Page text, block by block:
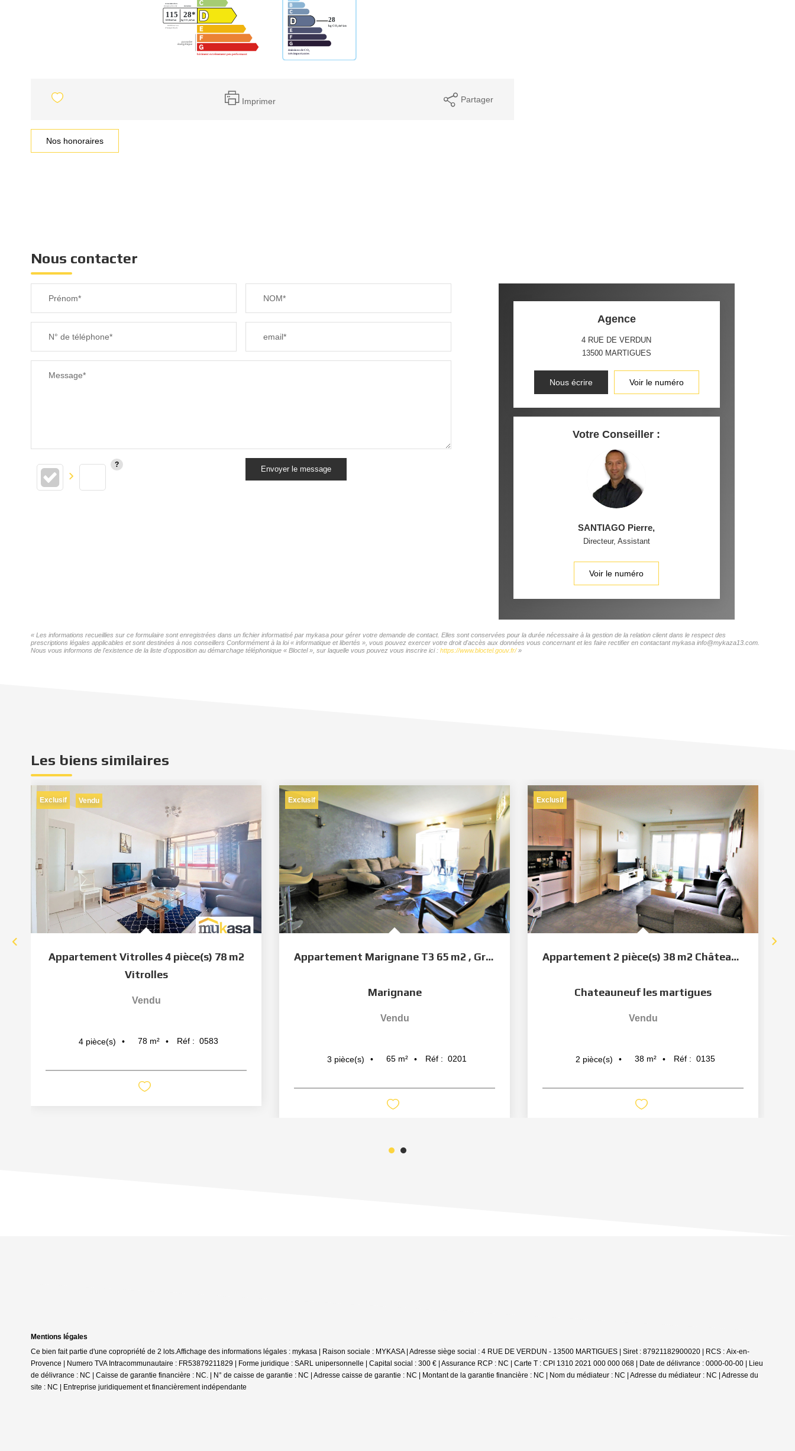
Imprimer Partager
Nos honoraires
Nous contacter
Prénom* NOM*
N° de téléphone* email*
Message*
Envoyer le message
Agence
4 RUE DE VERDUN
13500 MARTIGUES
Nous écrire Voir le numéro
Votre Conseiller :
SANTIAGO Pierre,
Directeur, Assistant
Voir le numéro
« Les informations recueillies sur ce formulaire sont enregistrées dans un fichier informatisé par mykasa pour gérer votre demande de contact. Elles sont conservées pour la durée nécessaire à la gestion de la relation client dans le respect des
prescriptions légales applicables et sont destinées à nos conseillers Conformément à la loi « informatique et libertés », vous pouvez exercer votre droit d'accès aux données vous concernant et les faire rectifier en contactant mykasa info@mykaza13.com.
Nous vous informons de l'existence de la liste d'opposition au démarchage téléphonique « Bloctel », sur laquelle vous pouvez vous inscrire ici : https://www.bloctel.gouv.fr/»
Les biens similaires
Exclusif Vendu
Appartement Vitrolles 4 pièce(s) 78 m2
Vitrolles
Vendu
4 pièce(s) 78 m² Réf : 0583
Exclusif
Appartement Marignane T3 65 m2 , Grande Terrasse et 2...
Marignane
Vendu
3 pièce(s) 65 m² Réf : 0201
Exclusif
Appartement 2 pièce(s) 38 m2 Châteauneuf les Martigues
Chateauneuf les martigues
Vendu
2 pièce(s) 38 m² Réf : 0135
Mentions légales
Ce bien fait partie d'une copropriété de 2 lots.Affichage des informations légales : mykasa | Raison sociale : MYKASA | Adresse siège social : 4 RUE DE VERDUN - 13500 MARTIGUES | Siret : 87921182900020 | RCS : Aix-en-
Provence | Numero TVA Intracommunautaire : FR53879211829 | Forme juridique : SARL unipersonnelle | Capital social : 300 € | Assurance RCP : NC | Carte T : CPI 1310 2021 000 000 068 | Date de délivrance : 0000-00-00 | Lieu
de délivrance : NC | Caisse de garantie financière : NC. | N° de caisse de garantie : NC | Adresse caisse de garantie : NC | Montant de la garantie financière : NC | Nom du médiateur : NC | Adresse du médiateur : NC | Adresse du
site : NC |
Entreprise juridiquement et financièrement indépendante